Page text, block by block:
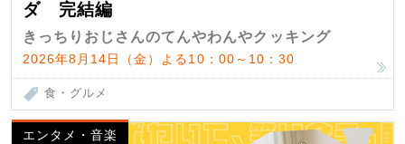
ダ 完結編
きっちりおじさんのてんやわんやクッキング
2026年8月14日（金）よる10：00～10：30
食・グルメ
エンタメ・音楽